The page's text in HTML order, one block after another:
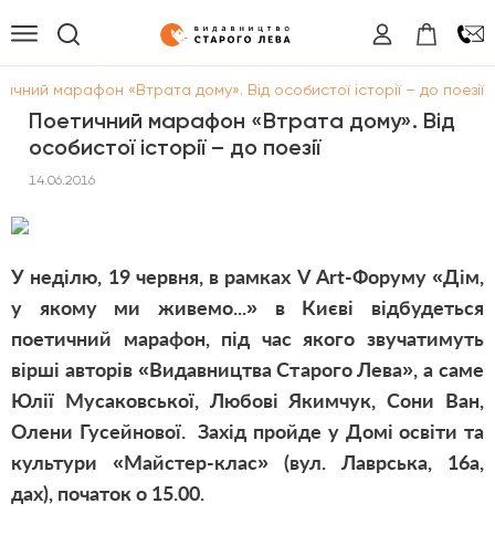
марафон «Втрата дому». Від особистої історії – до поезії
Поетичний марафон «Втрата дому». Від
особистої історії – до поезії
14.06.2016
У неділю, 19 червня, в рамках V Аrt-Форуму «Дім,
у якому ми живемо...» в Києві відбудеться
поетичний марафон, під час якого звучатимуть
вірші авторів «Видавництва Старого Лева», а саме
Юлії Мусаковської, Любові Якимчук, Сони Ван,
Олени Гусейнової. Захід пройде у Домі освіти та
культури «Майстер-клас» (вул. Лаврська, 16а,
дах), початок о 15.00.